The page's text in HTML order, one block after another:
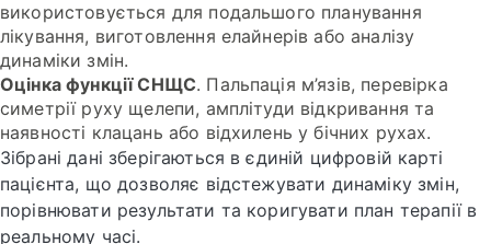
використовується для подальшого планування
лікування, виготовлення елайнерів або аналізу
динаміки змін.
Оцінка функції СНЩС. Пальпація м’язів, перевірка
симетрії руху щелепи, амплітуди відкривання та
наявності клацань або відхилень у бічних рухах.
Зібрані дані зберігаються в єдиній цифровій карті
пацієнта, що дозволяє відстежувати динаміку змін,
порівнювати результати та коригувати план терапії в
реальному часі.